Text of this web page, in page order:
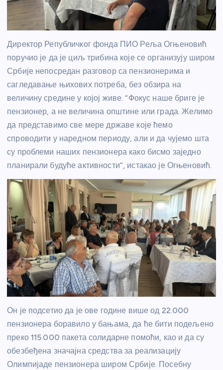
Директор Републичког фонда ПИО Реља Огњеновић
поручио је да је циљ трибина које се организују широм
Србије непосредан разговор са пензионерима и
сагледавање њихових потреба, без обзира на
величину средине у којој живе. “Фокус наше бриге је
пензионер, а не величина општине или града. Желимо
да представимо све мере државе које ћемо
спроводити у наредном периоду, али и да чујемо шта
су проблеми наших пензионера како бисмо заједно
планирали будуће активности”, истакао је Огњеновић.
Он је подсетио да је ове године више од 22.000
пензионера боравило у бањама, да ће бити подељено
преко 115.000 пакета солидарне помоћи, као и да су
обезбеђена значајна средства за реализацију
Олимпијаде пензионера широм Србије. Посебну